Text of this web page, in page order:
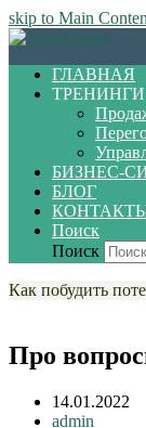
skip to Main
ГЛАВНАЯ
ТРЕНИНГИ
БИЗНЕС-
БЛОГ
Поиск
Поиск
Как побудить
Про
14.01.2022
admin